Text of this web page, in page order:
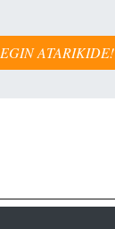
EGIN ATARIKIDE!